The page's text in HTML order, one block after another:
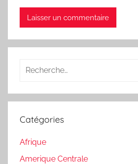
Recherche
:
Catégories
Afrique
Amerique Centrale